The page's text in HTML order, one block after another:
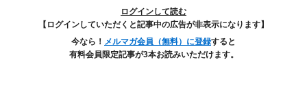
ログインして読む
【ログインしていただくと記事中の広告が非表示になります】
今なら！ メルマガ会員（無料）に登録すると
有料会員限定記事が3本お読みいただけます。